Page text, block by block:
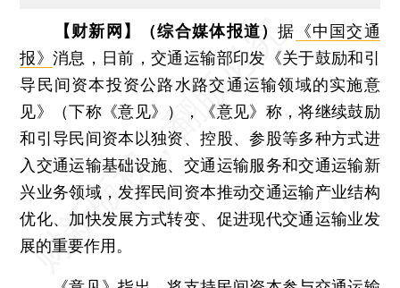
【财新网】（综合媒体报道）据 《中国交通
报》消息，日前，交通运输部印发《关于鼓励和引
导民间资本投资公路水路交通运输领域的实施意
见》（下称《意见》），《意见》称，将继续鼓励
和引导民间资本以独资、控股、参股等多种方式进
入交通运输基础设施、交通运输服务和交通运输新
兴业务领域，发挥民间资本推动交通运输产业结构
优化、加快发展方式转变、促进现代交通运输业发
展的重要作用。